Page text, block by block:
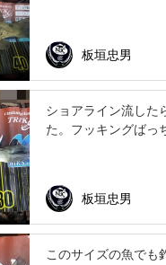
板垣忠男
ショアライン流した
た。フッキングばっ
板垣忠男
このサイズの魚でも